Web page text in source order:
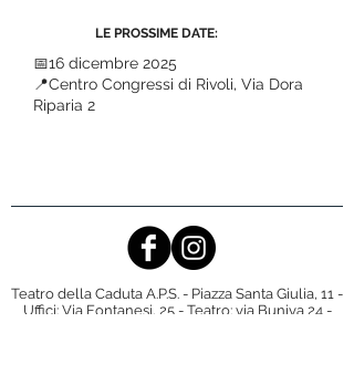
LE PROSSIME DATE:
📅16 dicembre 2025
📍Centro Congressi di Rivoli, Via Dora
Riparia 2
Teatro della Caduta A.P.S. - Piazza Santa Giulia, 11 -
Uffici: Via Fontanesi, 25 - Teatro: via Buniva 24 -